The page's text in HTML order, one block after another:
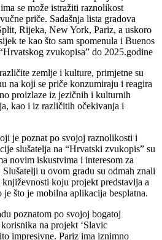
se može istražiti raznolikost
priče. Sadašnja lista gradova
Rijeka, New York, Pariz, a uskoro
te kao što sam spomenula i Buenos
zvukopisa” do 2025.godine
zemlje i kulture, primjetne su
na koji se priče konzumiraju i reagira
proizlaze iz jezičnih i kulturnih
kao i iz različitih očekivanja i
je poznat po svojoj raznolikosti i
slušatelja na “Hrvatski zvukopis” su
novim iskustvima i interesom za
u ovom gradu su odmah znali
koju projekt predstavlja a
što je mobilna aplikacija besplatna.
poznatom po svojoj bogatoj
na projekt ‘Slavic
impresivne. Pariz ima iznimno